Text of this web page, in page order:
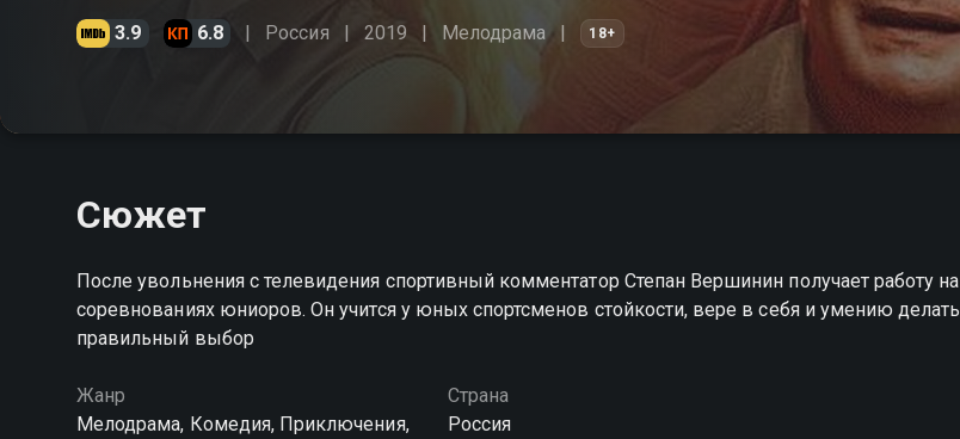
3.9 6.8 Россия 2019 Мелодрама 18+
Сюжет
После увольнения с телевидения спортивный комментатор Степан Вершинин получает работу на
соревнованиях юниоров. Он учится у юных спортсменов стойкости, вере в себя и умению делать
правильный выбор
Жанр
Мелодрама, Комедия, Приключения,
Страна
Россия